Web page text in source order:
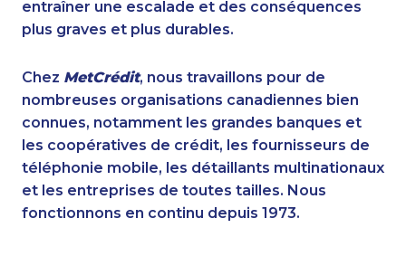
entraîner une escalade et des conséquences
plus graves et plus durables.
Chez MetCrédit, nous travaillons pour de
nombreuses organisations canadiennes bien
connues, notamment les grandes banques et
les coopératives de crédit, les fournisseurs de
téléphonie mobile, les détaillants multinationaux
et les entreprises de toutes tailles. Nous
fonctionnons en continu depuis 1973.